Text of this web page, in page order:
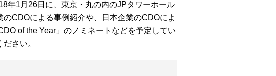
年1月26日に、東京・丸の内のJPタワーホール
CDOによる事例紹介や、日本企業のCDOによ
of the Year」のノミネートなどを予定してい
さい。